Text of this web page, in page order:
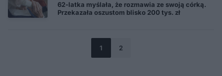
62-latka myślała, że rozmawia ze swoją córką.
Przekazała oszustom blisko 200 tys. zł
1 2